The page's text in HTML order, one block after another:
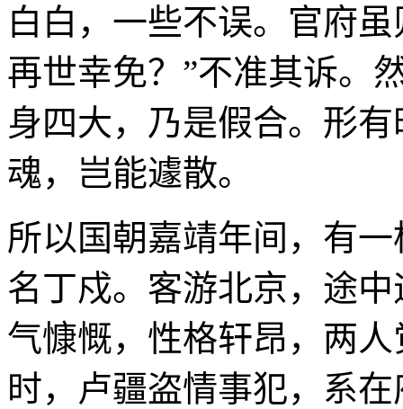
白白，一些不误。官府
再世幸免？”不准其诉。
身四大，乃是假合。形
魂，岂能遽散。
所以国朝嘉靖年间，有
名丁戍。客游北京，途
气慷慨，性格轩昂，两
时，卢疆盗情事犯，系